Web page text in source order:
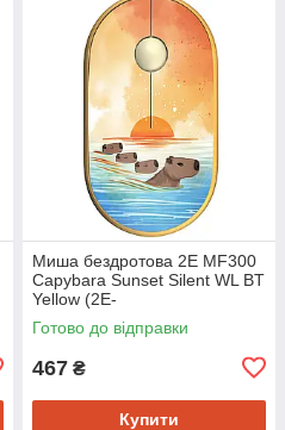
Миша бездротова 2E MF300
Capybara Sunset Silent WL BT
Yellow (2E-
MF300WCAPIBARAYW)
Готово до відправки
467 ₴
Купити